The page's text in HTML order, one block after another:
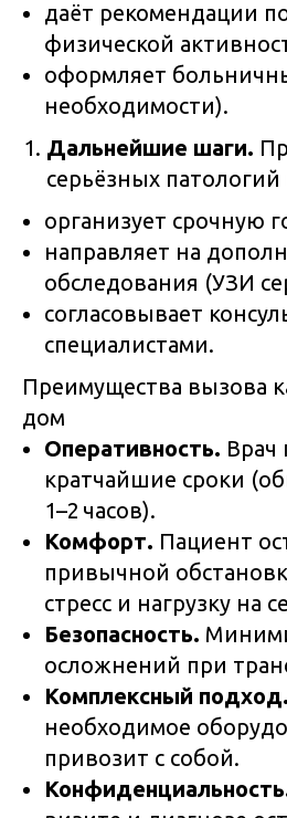
даёт рекомендации
физической
оформляет
необходимости).
Дальнейшие шаги.
серьёзных патологий
организует срочную
направляет на
обследования (УЗИ
согласовывает
специалистами.
Преимущества вызова
дом
Оперативность. Врач
кратчайшие сроки
1–2 часов).
Комфорт. Пациент
привычной
стресс и нагрузку на
Безопасность.
осложнений при
Комплексный подход.
необходимое
привозит с собой.